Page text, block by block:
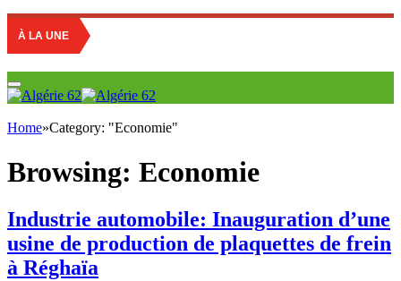
À LA UNE
Home»Category: "Economie"
Browsing: Economie
Industrie automobile: Inauguration d’une
usine de production de plaquettes de frein
à Réghaïa